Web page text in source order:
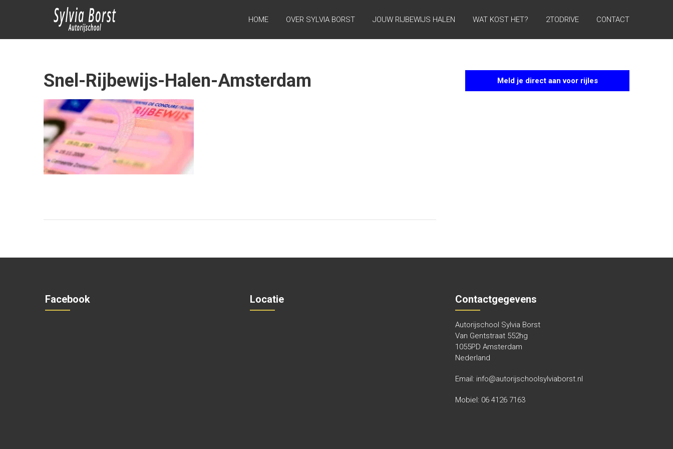
inhoud
AUTORIJSCHOOL
SYLVIA BORST
Amsterdam
HOME OVER SYLVIA BORST JOUW RIJBEWIJS HALEN WAT KOST HET? 2TODRIVE CONTACT
Snel-Rijbewijs-Halen-Amsterdam Meld je direct aan voor rijles
Facebook Locatie Contactgegevens
Autorijschool Sylvia Borst
Van Gentstraat 552hg
1055PD Amsterdam
Nederland
Email: info@autorijschoolsylviaborst.nl
Mobiel: 06 4126 7163